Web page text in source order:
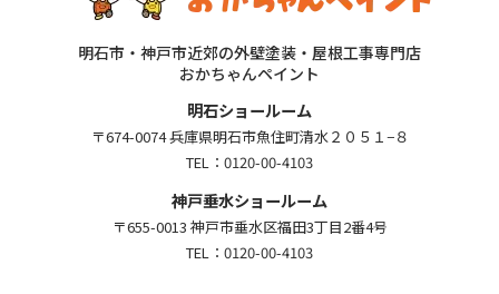
明石市・神戸市近郊の外壁塗装・屋根工事専門店
おかちゃんペイント
明石ショールーム
〒674-0074 兵庫県明石市魚住町清水２０５１−８
TEL： 0120-00-4103
神戸垂水ショールーム
〒655-0013 神戸市垂水区福田3丁目2番4号
TEL： 0120-00-4103